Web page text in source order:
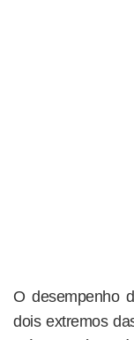
O desempenho
dois extremos